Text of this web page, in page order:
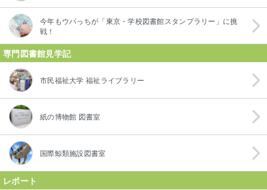
今年もウパっちが「東京・学校図書館スタンプラリー」に挑
戦！
専門図書館見学記
市民福祉大学 福祉ライブラリー
紙の博物館 図書室
国際鯨類施設図書室
レポート